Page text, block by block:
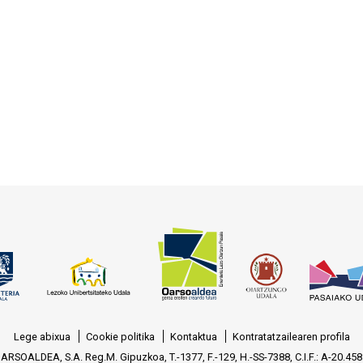
Lege abixua Cookie politika Kontaktua
Kontratatzailearen profila
S.A. Reg.M. Gipuzkoa, T.-1377, F.-129, H.-SS-7388, C.I.F.: A-